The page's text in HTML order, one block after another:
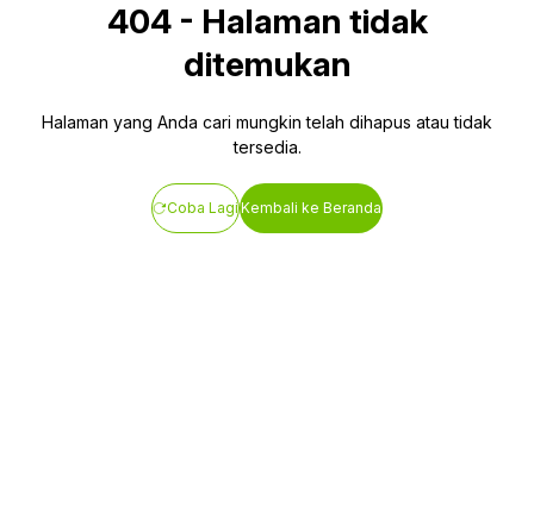
404- Halaman tidak
ditemukan
Halaman yang Anda cari mungkin telah dihapus atau tidak
tersedia.
Coba LagiKembali ke Beranda